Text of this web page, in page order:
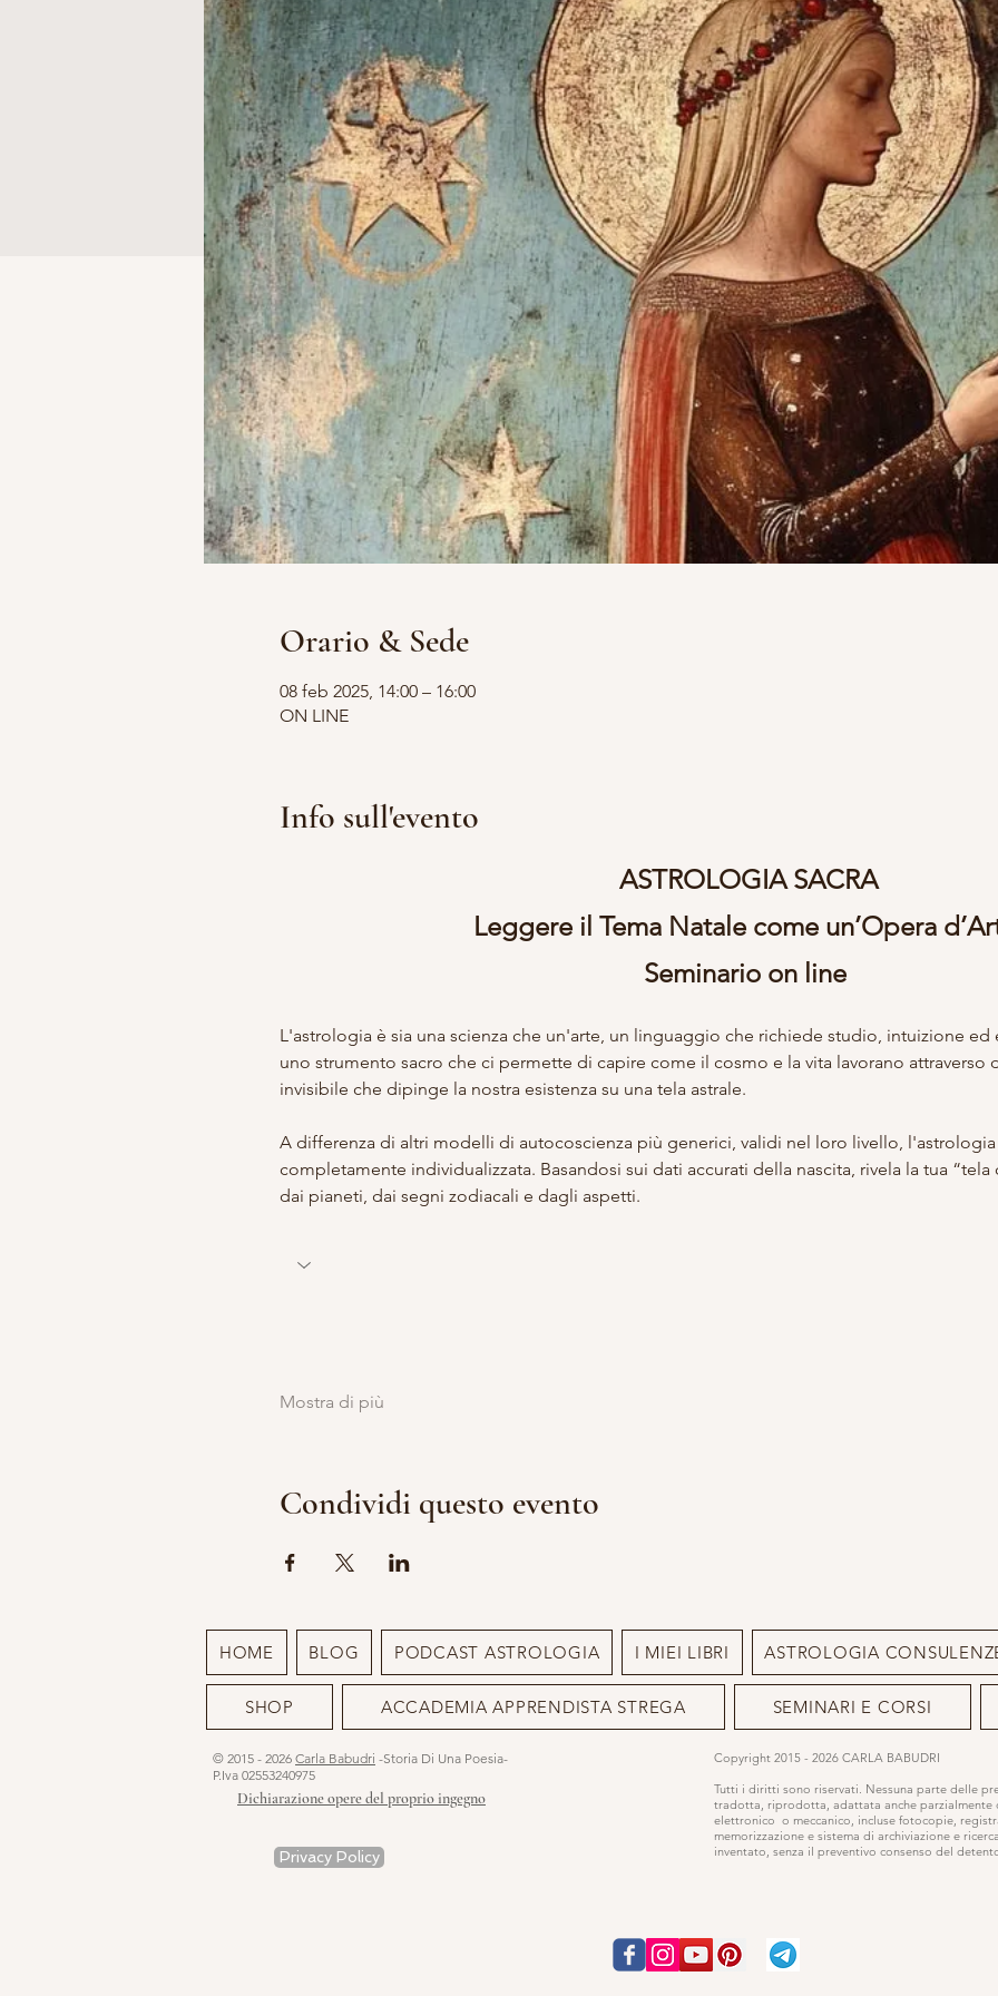
Orario & Sede
08 feb 2025, 14:00 – 16:00
ON LINE
Info sull'evento
ASTROLOGIA SACRA
Leggere il Tema Natale come un’Opera
Seminario on line
L'astrologia è sia una scienza che un'arte, un linguaggio che richiede studio, intuizione
uno strumento sacro che ci permette di capire come il cosmo e la vita lavorano
invisibile che dipinge la nostra esistenza su una tela astrale.
A differenza di altri modelli di autocoscienza più generici, validi nel loro livello,
completamente individualizzata. Basandosi sui dati accurati della nascita, rivela la tua
dai pianeti, dai segni zodiacali e dagli aspetti.
Mostra di più
Condividi questo evento
HOME BLOG PODCAST ASTROLOGIA I MIEI LIBRI ASTROLOGIA
SHOP ACCADEMIA APPRENDISTA STREGA SEMINARI E CORSI
© 2015 - 2026 Carla Babudri -Storia Di Una Poesia-
P.Iva 02553240975
Dichiarazione opere del proprio ingegno
Privacy Policy
Copyright 2015 - 2026 CARLA BABUDRI
Tutti i diritti sono riservati. Nessuna parte delle
tradotta, riprodotta, adattata anche parzialmente
elettronico o meccanico, incluse fotocopie,
memorizzazione e sistema di archiviazione e
inventato, senza il preventivo consenso del